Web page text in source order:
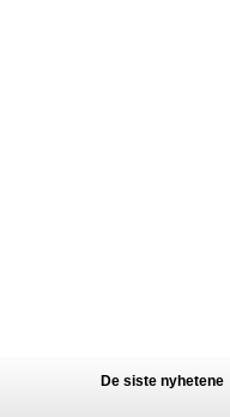
De siste nyhetene